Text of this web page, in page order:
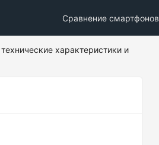
Сравнение смартфонов
характеристики и